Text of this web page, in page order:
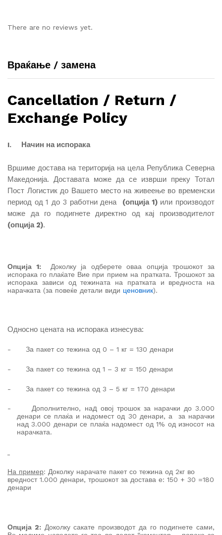
There are no reviews yet.
Враќање / замена
Cancellation / Return /
Exchange Policy
I. Начин на испорака
Вршиме достава на територија на цела Република Северна
Македонија. Доставата може да се изврши преку Тотал
Пост Логистик до Вашето место на живеење во временски
период од 1 до 3 работни дена (опција 1)или производот
може да го подигнете директно од кај производителот
(опција 2).
Опција 1:Доколку ја одберете оваа опција трошокот за
испорака го плаќате Вие при прием на пратката. Трошокот за
испорака зависи од тежината на пратката и вредноста на
нарачката (за повеќе детали види ценовник).
Односно цената на испорака изнесува:
- За пакет со тежина од 0 – 1 кг = 130 денари
- За пакет со тежина од 1 – 3 кг = 150 денари
- За пакет со тежина од 3 – 5 кг = 170 денари
- Дополнително, надовој трошок за нарачки до 3.000
денари се плаќа и надомест од 30 денари, а за нарачки
над 3.000 денари се плаќа надомест од 1% од износот на
нарачката.
На пример: Доколку нарачате пакет со тежина од 2кг во
вредност 1.000 денари, трошокот за достава е: 150 + 30 =180
денари
Опција 2:Доколку сакате производот да го подигнете сами,